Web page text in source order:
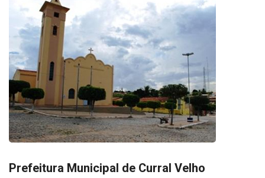
Prefeitura Municipal de Curral Velho